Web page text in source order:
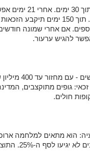
יש להגיש בקשה
60%, אחרי בדיקה ראשונית. תוך
בזמן - ישולמו 10% נוספים. אם אחרי
להגיש ערעור.
כל העוסקים -
גופים מתוקצבים,
חולים.
הוא מתאים למלחמה
אבל המשק נפתח